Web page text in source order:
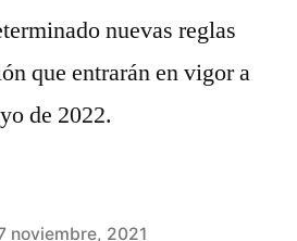
nuevas reglas
que entrarán en vigor a
de 2022.
noviembre, 2021